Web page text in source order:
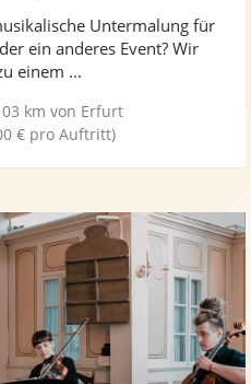
Fotos
5
Untermalung für
ein anderes Event? Wir
einem ...
km von Erfurt
€ pro Auftritt)